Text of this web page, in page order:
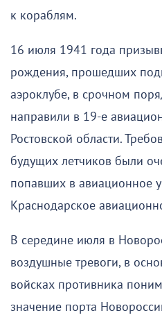
к кораблям.
16 июля 1941 года
рождения, прошедших
аэроклубе, в срочном
направили в 19-е
Ростовской области.
будущих летчиков были
попавших в авиационное
Краснодарское
В середине июля в
воздушные тревоги, в
войсках противника
значение порта